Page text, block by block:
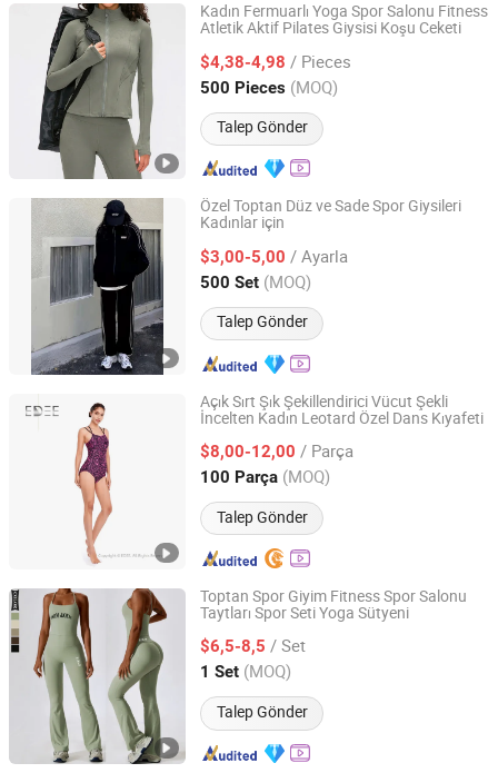
Kadın Fermuarlı Yoga Spor Salonu Fitness
Atletik Aktif Pilates Giysisi Koşu Ceketi
$4,38-4,98 / Pieces
500 Pieces (MOQ)
Talep Gönder
Xiamen Richtex Garments Co., Ltd
Fujian, China Fiyat 2021
Özel Toptan Düz ve Sade Spor Giysileri
Kadınlar için
$3,00-5,00 / Ayarla
500 Set (MOQ)
Talep Gönder
Nanchang Ruiyue Clothing Co., Ltd.
Jiangxi, China Fiyat 2021
Açık Sırt Şık Şekillendirici Vücut Şekli
İncelten Kadın Leotard Özel Dans Kıyafeti
$8,00-12,00 / Parça
100 Parça (MOQ)
Talep Gönder
Dongguan Edee Apparel Co., Ltd.
Guangdong, China Fiyat 2025
Toptan Spor Giyim Fitness Spor Salonu
Taytları Spor Seti Yoga Sütyeni
$6,5-8,5 / Set
1 Set (MOQ)
Talep Gönder
Xiamen Meiju Garment Co., Ltd.
Fujian, China Fiyat 2022